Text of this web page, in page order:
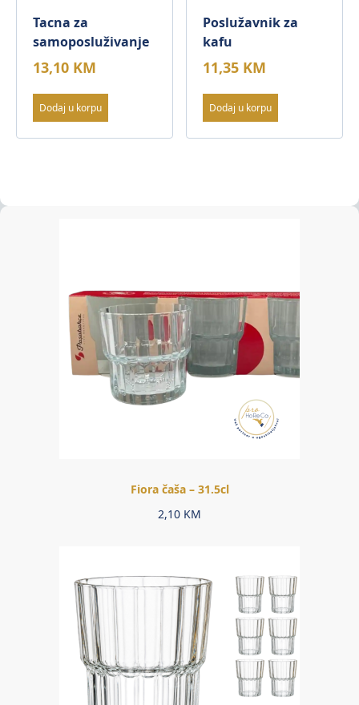
Tacna za
samoposluživanje
13,10 KM
Dodaj u korpu
Poslužavnik za
kafu
11,35 KM
Dodaj u korpu
Fiora čaša – 31.5cl
2,10 KM